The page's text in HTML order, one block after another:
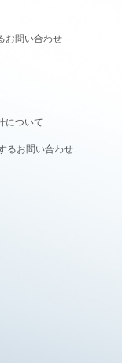
お問い合わせ
について
るお問い合わせ